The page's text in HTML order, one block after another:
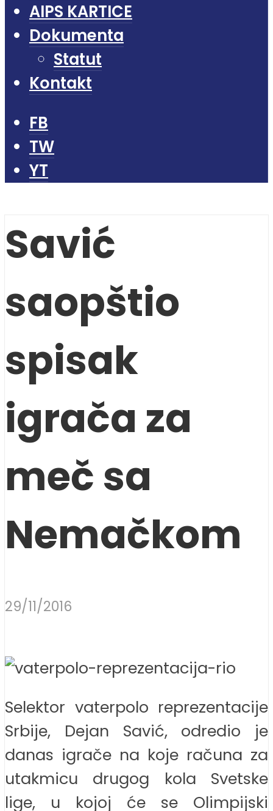
AIPS KARTICE
Dokumenta
Statut
Kontakt
FB
TW
YT
Savić
saopštio
spisak
igrača za
meč sa
Nemačkom
29/11/2016
Selektor vaterpolo reprezentacije
Srbije, Dejan Savić, odredio je
danas igrače na koje računa za
utakmicu drugog kola Svetske
lige, u kojoj će se Olimpijski